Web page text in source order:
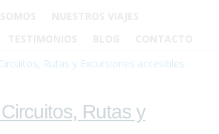
Rutas y Excursiones accesibles
Rutas y